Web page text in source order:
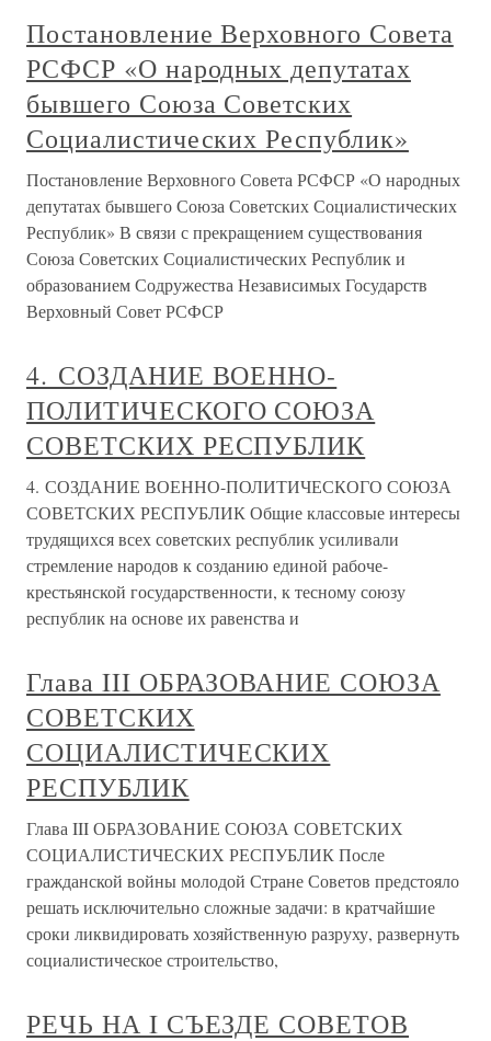
Постановление Верховного Совета
РСФСР «О народных депутатах
бывшего Союза Советских
Социалистических Республик»
Постановление Верховного Совета РСФСР «О народных
депутатах бывшего Союза Советских Социалистических
Республик» В связи с прекращением существования
Союза Советских Социалистических Республик и
образованием Содружества Независимых Государств
Верховный Совет РСФСР
4. СОЗДАНИЕ ВОЕННО-
ПОЛИТИЧЕСКОГО СОЮЗА
СОВЕТСКИХ РЕСПУБЛИК
4. СОЗДАНИЕ ВОЕННО-ПОЛИТИЧЕСКОГО СОЮЗА
СОВЕТСКИХ РЕСПУБЛИК Общие классовые интересы
трудящихся всех советских республик усиливали
стремление народов к созданию единой рабоче-
крестьянской государственности, к тесному союзу
республик на основе их равенства и
Глава III ОБРАЗОВАНИЕ СОЮЗА
СОВЕТСКИХ
СОЦИАЛИСТИЧЕСКИХ
РЕСПУБЛИК
Глава III ОБРАЗОВАНИЕ СОЮЗА СОВЕТСКИХ
СОЦИАЛИСТИЧЕСКИХ РЕСПУБЛИК После
гражданской войны молодой Стране Советов предстояло
решать исключительно сложные задачи: в кратчайшие
сроки ликвидировать хозяйственную разруху, развернуть
социалистическое строительство,
РЕЧЬ НА I СЪЕЗДЕ СОВЕТОВ